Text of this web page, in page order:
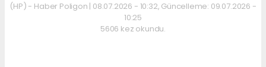
(HP) - Haber Poligon | 08.07.2026 - 10:32, Güncelleme: 09.07.2026 -
10:25
5606 kez okundu.